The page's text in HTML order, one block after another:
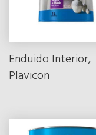
Enduido Interior,
Plavicon